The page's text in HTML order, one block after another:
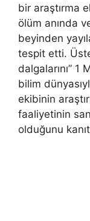
bir araştırma
ölüm anında
beyinden
tespit etti.
dalgalarını” 1
bilim
ekibinin
faaliyetinin
olduğunu